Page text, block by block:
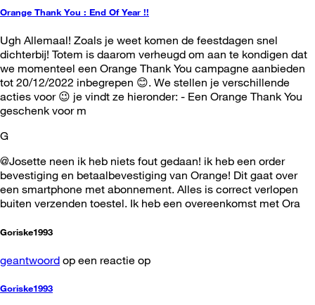
Orange Thank You : End Of Year !!
Ugh Allemaal! Zoals je weet komen de feestdagen snel
dichterbij! Totem is daarom verheugd om aan te kondigen dat
we momenteel een Orange Thank You campagne aanbieden
tot 20/12/2022 inbegrepen 😊. We stellen je verschillende
acties voor 😉 je vindt ze hieronder: - Een Orange Thank You
geschenk voor m
G
@Josette neen ik heb niets fout gedaan! ik heb een order
bevestiging en betaalbevestiging van Orange! Dit gaat over
een smartphone met abonnement. Alles is correct verlopen
buiten verzenden toestel. Ik heb een overeenkomst met Ora
Goriske1993
geantwoord op een reactie op
Goriske1993